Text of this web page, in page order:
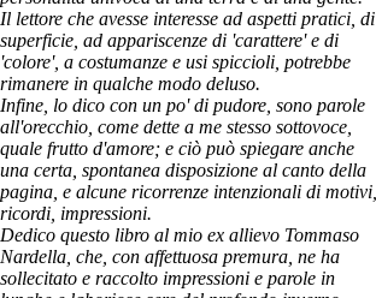
Il lettore che avesse interesse ad aspetti pratici, di
superficie, ad appariscenze di 'carattere' e di
'colore', a costumanze e usi spiccioli, potrebbe
rimanere in qualche modo deluso.
Infine, lo dico con un po' di pudore, sono parole
all'orecchio, come dette a me stesso sottovoce,
quale frutto d'amore; e ciò può spiegare anche
una certa, spontanea disposizione al canto della
pagina, e alcune ricorrenze intenzionali di motivi,
ricordi, impressioni.
Dedico questo libro al mio ex allievo Tommaso
Nardella, che, con affettuosa premura, ne ha
sollecitato e raccolto impressioni e parole in